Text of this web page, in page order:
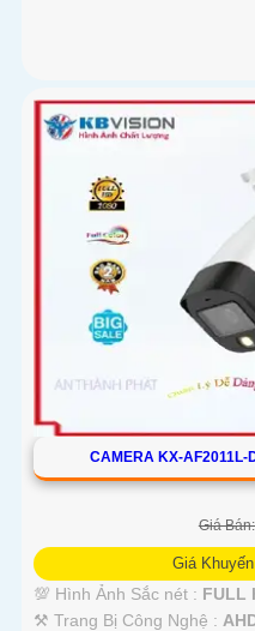
CAMERA KX-AF2011L-
Giá
Giá
💯 Hình Ảnh Sắc nét : FULL
⚒ Trang Bị Công Nghệ :